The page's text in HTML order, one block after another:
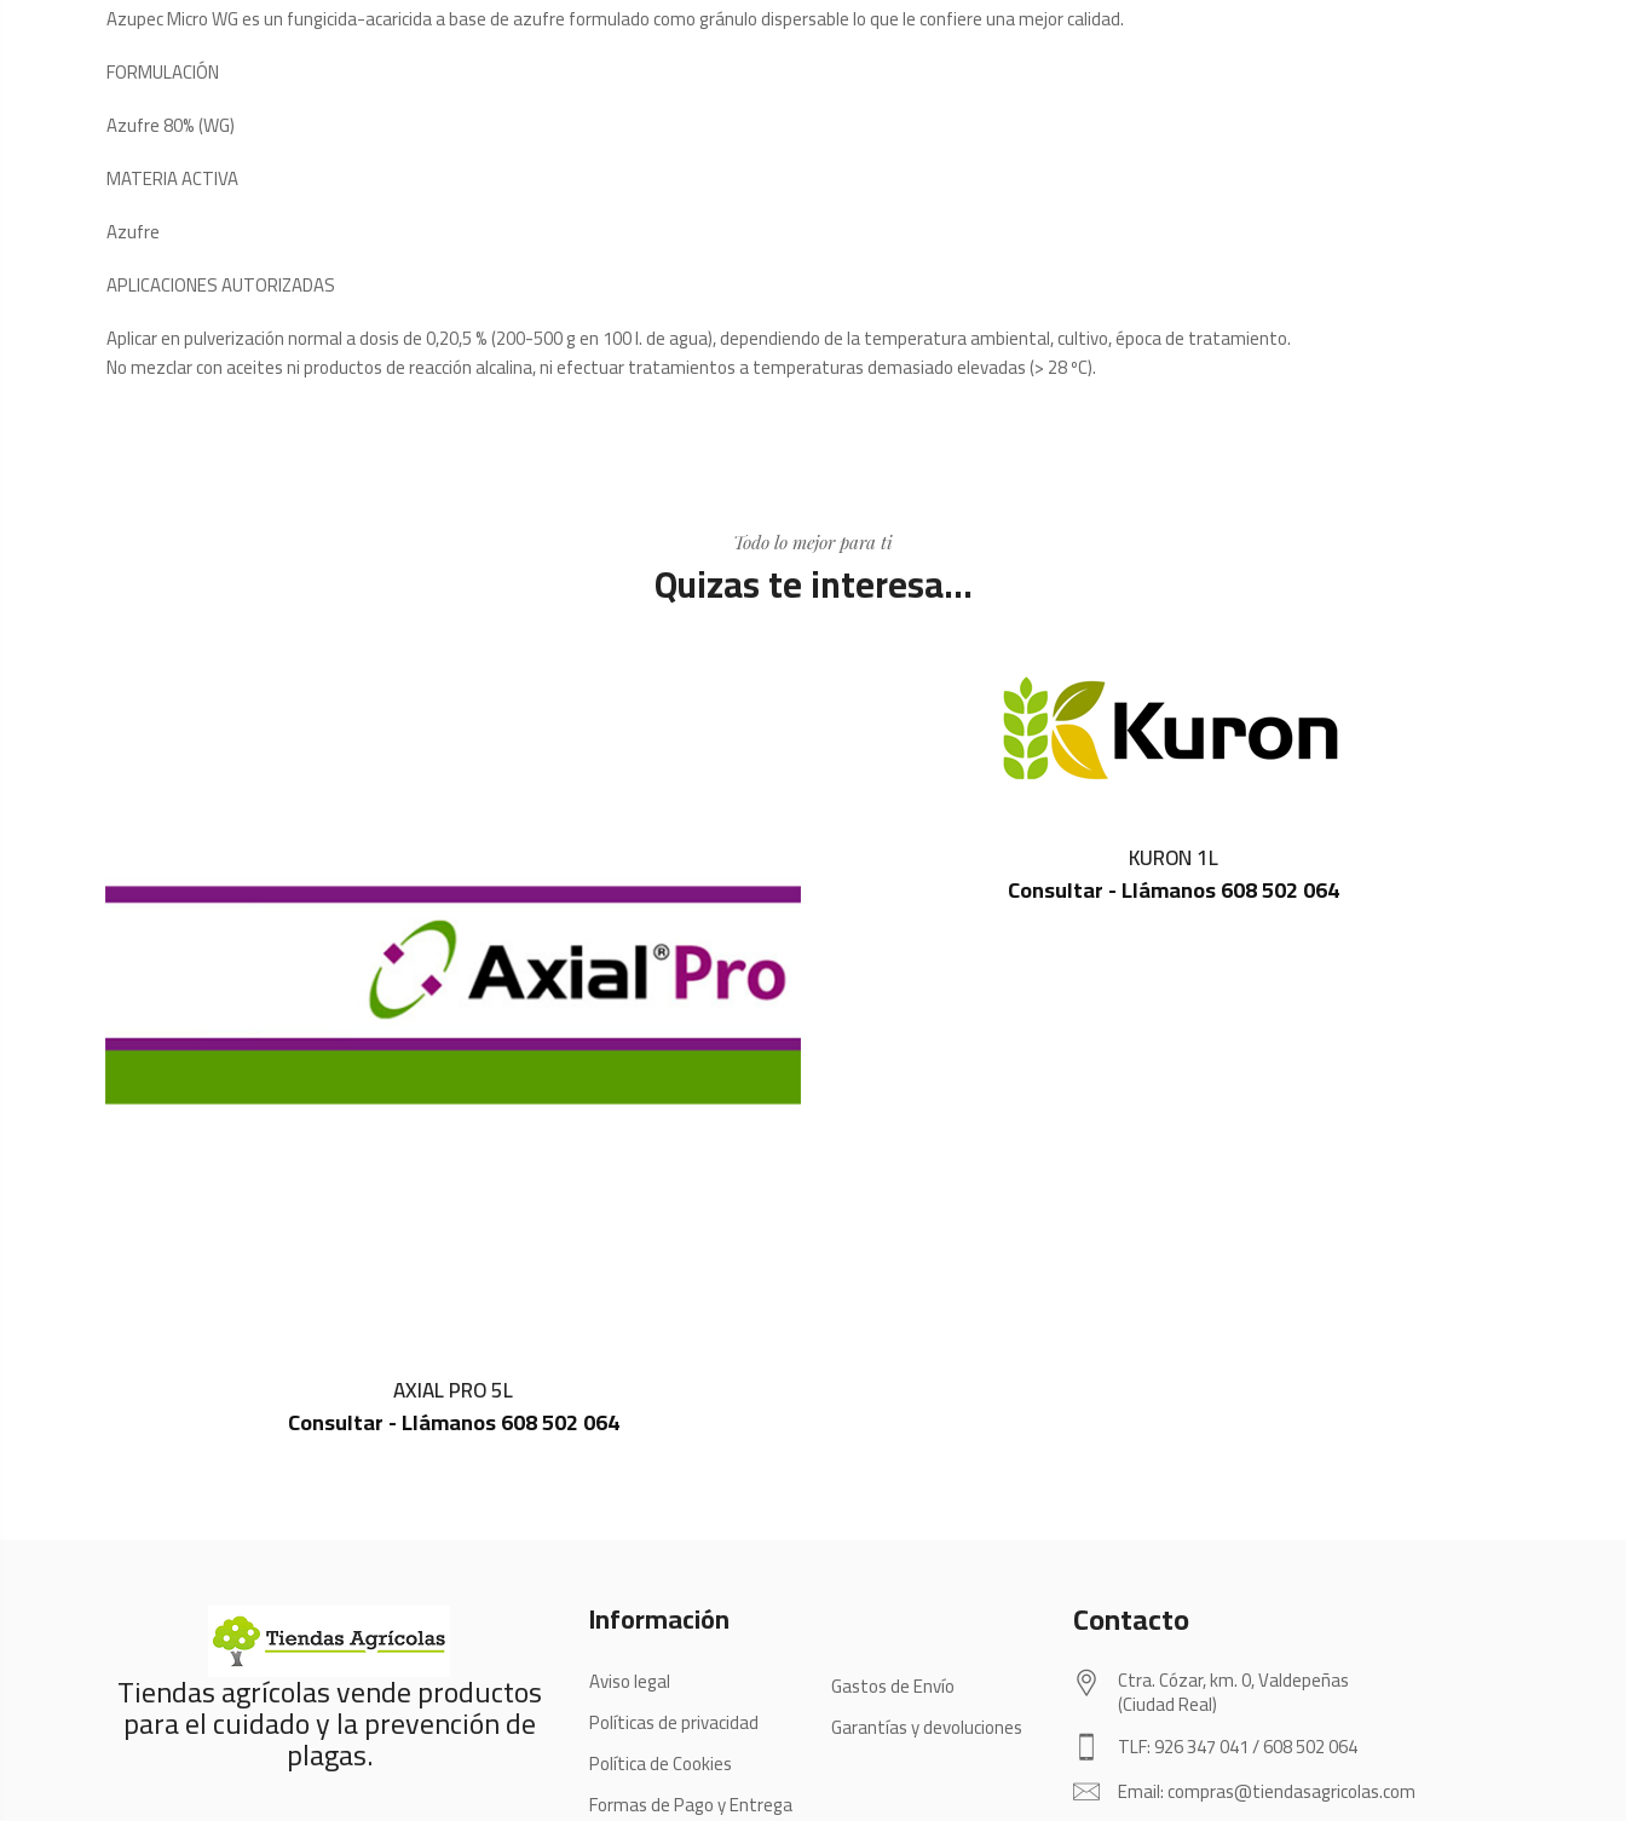
Azupec Micro WG es un fungicida-acaricida a base de azufre formulado como gránulo dispersable lo que le confiere una mejor calidad.
FORMULACIÓN
Azufre 80% (WG)
MATERIA ACTIVA
Azufre
APLICACIONES AUTORIZADAS
Aplicar en pulverización normal a dosis de 0,20,5 % (200-500 g en 100 l. de agua), dependiendo de la temperatura ambiental, cultivo, época de tratamiento.
No mezclar con aceites ni productos de reacción alcalina, ni efectuar tratamientos a temperaturas demasiado elevadas (> 28 ºC).
Todo lo mejor para ti
Quizas te interesa...
IN STOCK
AXIAL PRO 5L
Consultar - Llámanos 608 502 064
IN STOCK
KURON 1L
Consultar - Llámanos 608 502 064
Tiendas agrícolas vende productos
para el cuidado y la prevención de
plagas.
Información
Aviso legal
Políticas de privacidad
Política de Cookies
Formas de Pago y Entrega
Gastos de Envío
Garantías y devoluciones
Contacto
Ctra. Cózar, km. 0, Valdepeñas
(Ciudad Real)
TLF: 926 347 041 / 608 502 064
Email: compras@tiendasagricolas.com